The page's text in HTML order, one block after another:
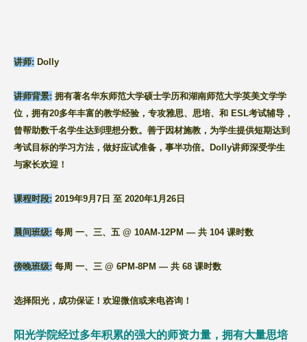
讲师: Dolly
讲师背景: 拥有著名华东师范大学硕士学历和湖南师范大学英美文学学
位，拥有20多年丰富的教学经验，专攻雅思、思培、和 ESL考试辅导，
曾帮助数千名学生达到理想分数。善于因材施教，为学生提供短期达到
考试目标的学习方法，做好应试准备，事半功倍。 Dolly讲师深受学生
与家长欢迎！
课程时段: 2019年9月7日 至 2020年1月26日
晨间班级: 每周 一、三、五 @ 10AM-12PM — 共 104 课时数
傍晚班级: 每周 一、三 @ 6PM-8PM — 共 68 课时数
选择阳光，成功保证！欢迎微信或来电咨询！
阳光学院经过多年积累的强大的师资力量，拥有大量思培